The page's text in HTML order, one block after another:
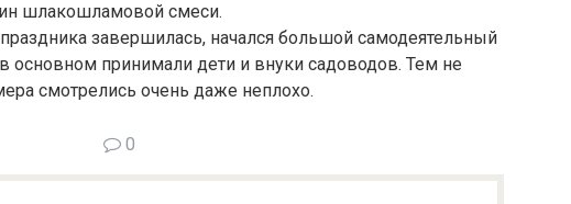
шлакошламовой смеси.
завершилась, начался большой самодеятельный
основном принимали дети и внуки садоводов. Тем не
смотрелись очень даже неплохо.
0